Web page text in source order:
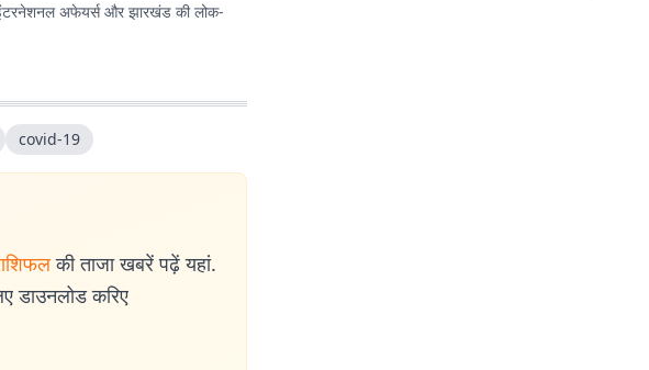
इंटरनेशनल अफेयर्स और झारखंड की लोक-
covid-19
की ताजा खबरें पढ़ें यहां.
डाउनलोड करिए